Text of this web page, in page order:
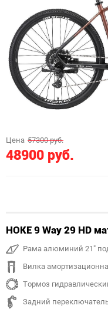
Цена 57300 руб.
48900 руб.
HOKE 9 Way 29 HD
Рама алюминий 21"
Вилка
Тормоз
Задний